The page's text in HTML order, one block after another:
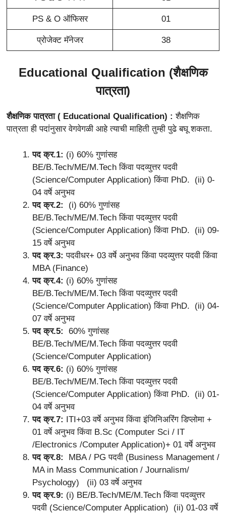
PS & O ऑफिसर 01
प्रोजेक्ट मॅनेजर 38
Educational Qualification (शैक्षणिक
पात्रता)
शैक्षणिक पात्रता ( Educational Qualification) :शैक्षणिक
पात्रता ही पदांनुसार वेगवेगळी आहे त्याची माहिती तुम्ही पुढे बघू शकता.
पद क्र.1: (i) 60% गुणांसह
BE/B.Tech/ME/M.Tech किंवा पदव्युत्तर पदवी
(Science/Computer Application) किंवा PhD. (ii) 0-
04 वर्षे अनुभव
पद क्र.2: (i) 60% गुणांसह
BE/B.Tech/ME/M.Tech किंवा पदव्युत्तर पदवी
(Science/Computer Application) किंवा PhD. (ii) 09-
15 वर्षे अनुभव
पद क्र.3:पदवीधर+ 03 वर्षे अनुभव किंवा पदव्युत्तर पदवी किंवा
MBA (Finance)
पद क्र.4: (i) 60% गुणांसह
BE/B.Tech/ME/M.Tech किंवा पदव्युत्तर पदवी
(Science/Computer Application) किंवा PhD. (ii) 04-
07 वर्षे अनुभव
पद क्र.5:
60% गुणांसह
BE/B.Tech/ME/M.Tech किंवा पदव्युत्तर पदवी
(Science/Computer Application)
पद क्र.6: (i) 60% गुणांसह
BE/B.Tech/ME/M.Tech किंवा पदव्युत्तर पदवी
(Science/Computer Application) किंवा PhD. (ii) 01-
04 वर्षे अनुभव
पद क्र.7: ITI+03 वर्षे अनुभव किंवा इंजिनिअरिंग डिप्लोमा +
01 वर्षे अनुभव किंवा B.Sc (Computer Sci / IT
/Electronics /Computer Application)+ 01 वर्षे अनुभव
पद क्र.8:
MBA / PG पदवी (Business Management /
MA in Mass Communication / Journalism/
Psychology) (ii) 03 वर्षे अनुभव
पद क्र.9: (i) BE/B.Tech/ME/M.Tech किंवा पदव्युत्तर
पदवी (Science/Computer Application) (ii) 01-03 वर्षे